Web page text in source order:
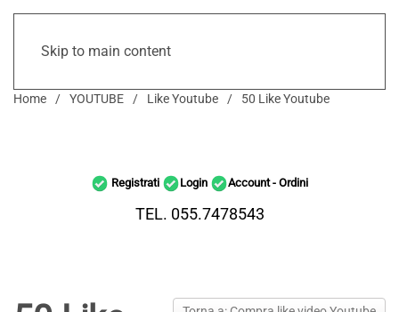
Skip to main content
Home YOUTUBE Like Youtube 50 Like Youtube
Registrati Login Account - Ordini
TEL. 055.7478543